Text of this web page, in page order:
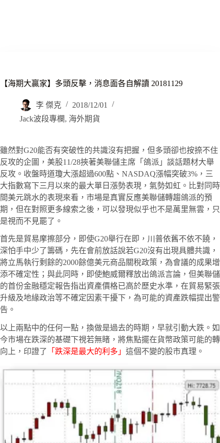
【海期大贏家】多頭反擊，消息面各自解讀 20181129
李 傑克
2018/12/01
Jack波段專欄, 海外期貨
雖然對G20能否有突破性的共識沒有把握，但多頭卻也按捺不住
反攻的企圖，美股11/28挾著美聯儲主席「鴿派」談話題材大舉
反攻。收盤時道瓊大漲超過600點、NASDAQ漲幅突破3%，三
大指數寫下三月以來的最大單日漲勢表現，氣勢如虹。比對同時
間美元跳水的表現來看，市場是真實反應美聯儲轉趨鴿派的預
期，但在對照更多線索之後，可以發現似乎也不是萬里無雲，只
是視而不見罷了。
首先是貿易摩擦部分，即使G20舉行在即，川普依舊不依不饒，
深怕手中少了籌碼，先在會前放話說若G20沒有出現具體共識，
將立馬執行剩餘的2000餘億美元商品關稅政策，為會議的成果增
添不確定性；與此同時，即使鮑威爾釋放出鴿派言論，但美聯儲
的首份金融穩定報告指出資產價格已高於歷史水準，在貿易緊張
升級及地緣政治等不確定因素干擾下，為可能的資產跌幅提出警
告。
以上兩點中的任何一點，換做是過去的時期，早就引動大跌。如
今市場在跌深的基礎下視若無睹，將焦點擺在貨幣政策可能的轉
向上，印證了
「跌深是最大的利多」 這個不變的股市真理。